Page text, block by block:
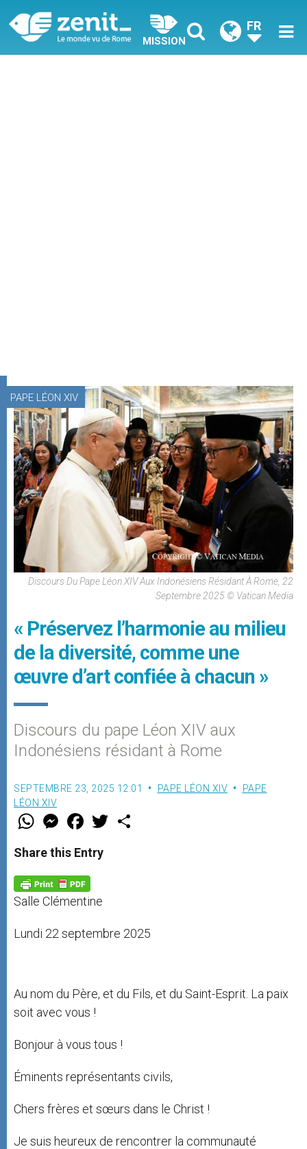
MISSION
FR
PAPE LÉON XIV
Discours Du Pape Léon XIV Aux Indonésiens Résidant À Rome, 22
Septembre 2025 © Vatican Media
« Préservez l’harmonie au milieu
de la diversité, comme une
œuvre d’art confiée à chacun »
Discours du pape Léon XIV aux
Indonésiens résidant à Rome
SEPTEMBRE 23, 2025 12:01 PAPE LÉON XIV
PAPE
LÉON XIV
W
t
s
p
p
M
e
s
e
g
e
r
F
a
e
b
o
k
w
Share this Entry
Salle Clémentine
Lundi 22 septembre 2025
Au nom du Père, et du Fils, et du Saint-Esprit. La paix
soit avec vous !
Bonjour à vous tous !
Éminents représentants civils,
Chers frères et sœurs dans le Christ !
Je suis heureux de rencontrer la communauté